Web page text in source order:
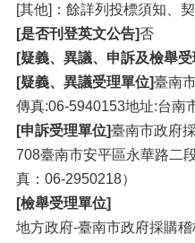
[其他]：餘詳列投標須知、
[是否刊登英文公告]否
[疑義、異議、申訴及檢舉
[疑義、異議受理單位]臺南
傳真:06-5940153地址:台南
[申訴受理單位]臺南市政府
708臺南市安平區永華路二
真：06-2950218）
[檢舉受理單位]
地方政府-臺南市政府採購